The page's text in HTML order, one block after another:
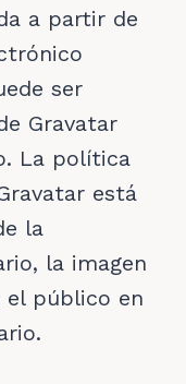
a partir de
ser
Gravatar
La política
está
la
la imagen
público en